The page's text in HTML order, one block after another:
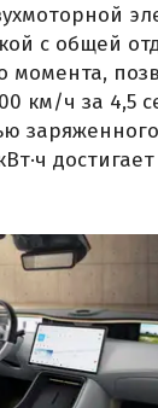
с общей
момента,
км/ч за 4,5